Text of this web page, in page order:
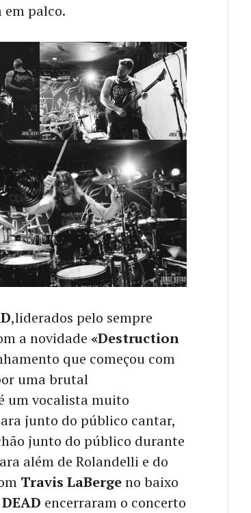
palco.
,liderados pelo sempre
a novidade «Destruction
que começou com
uma brutal
um vocalista muito
junto do público cantar,
junto do público durante
além de Rolandelli e do
Travis LaBergeno baixo
encerraram o concerto